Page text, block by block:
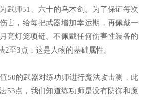
武师51、六十的乌木剑。为了保证每次
害，给每把武器增加幸运期，再佩戴一
亮灯笼项链。不佩戴任何伤害性装备的
至3点，这是人物的基础属性。
50的武器对练功师进行魔法攻击测，此
53点，我们知道练功师是没有防御和魔